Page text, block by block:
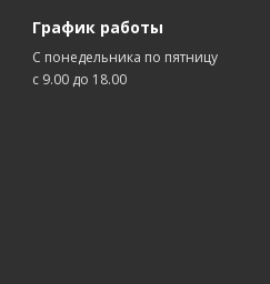
График работы
С понедельника по пятницу
с 9.00 до 18.00